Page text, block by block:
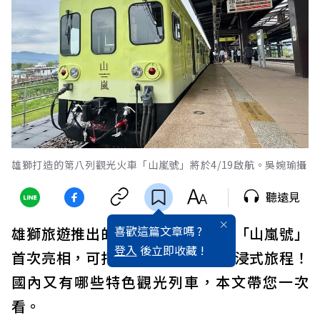
雄獅打造的第八列觀光火車「山嵐號」將於4/19啟航。吳婉瑜攝
喜歡這篇文章嗎 ?
登入 後立即收藏 !
聽遠見
雄獅旅遊推出的最新網美觀光
列車「山嵐號」
首次亮相，可打造視覺與嗅覺的沉浸式旅程！
國內又有哪些特色觀光列車，本文帶您一次
看。